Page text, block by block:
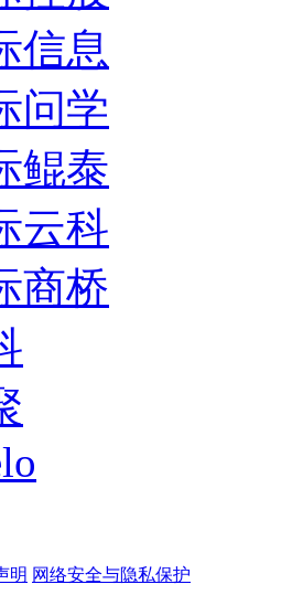
信息
问学
鲲泰
云科
商桥
明 网络安全与隐私保护